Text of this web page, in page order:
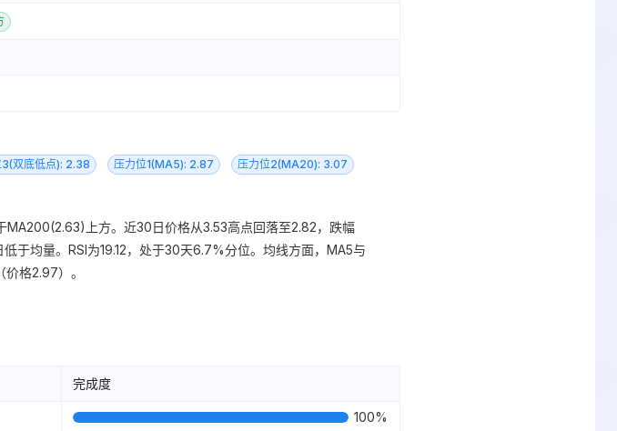
3(双底低点): 2.38 压力位1(MA5): 2.87 压力位2(MA20): 3.07
上方。近30日价格从3.53高点回落至2.82，跌幅
于均量。RSI为19.12，处于30天6.7%分位。均线方面，MA5与
格2.97）。
完成度
100%